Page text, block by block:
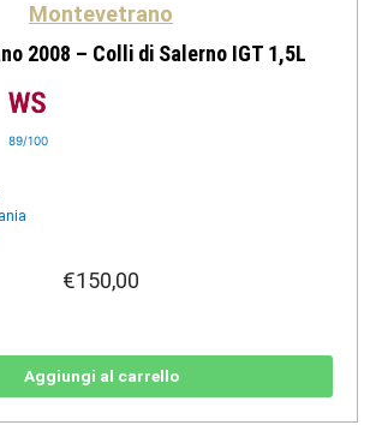
Montevetrano
2008 – Colli di Salerno IGT 1,5L
89/100
€150,00
Aggiungi al carrello